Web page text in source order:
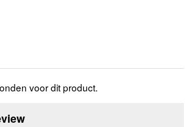
voor dit product.